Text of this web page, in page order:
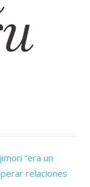
“era un
relaciones